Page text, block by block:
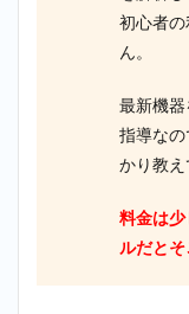
初心者
ん。
最新機
指導な
かり教え
料金は
ルだとそ